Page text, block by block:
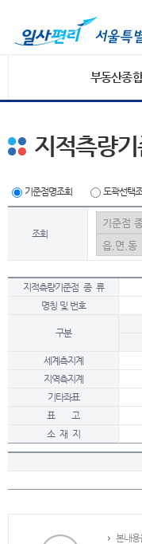
부동산종
지적측량
기준점명조회 도곽선택
조회
지적측량기준점 종 류
명칭 및 번호
구분
세계측지계
지역측지계
기타좌표
표 고
소 재 지
본내용